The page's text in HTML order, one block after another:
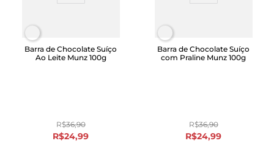
Barra de Chocolate Suíço
Ao Leite Munz 100g
R$36,90
R$24,99
Barra de Chocolate Suíço
com Praline Munz 100g
R$36,90
R$24,99